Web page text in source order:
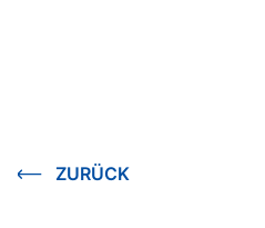
ZURÜCK